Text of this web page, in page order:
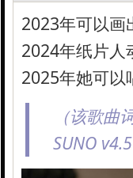
2023年可以画
2024年纸片人
2025年她可以
（该歌
SUNO